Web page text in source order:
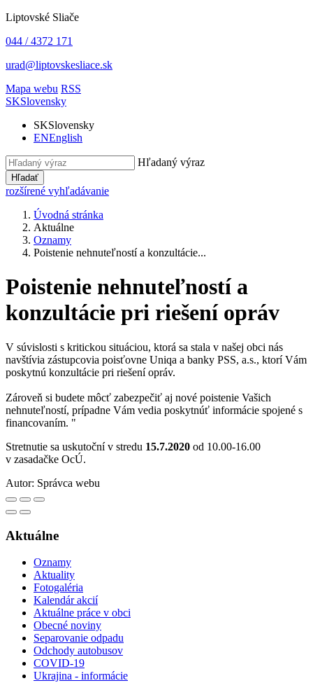
Liptovské Sliače
044 / 4372 171
urad@liptovskesliace.sk
Mapa webu RSS
SKSlovensky
SKSlovensky
ENEnglish
Hľadaný výraz
Hľadať
rozšírené vyhľadávanie
Úvodná stránka
Aktuálne
Oznamy
Poistenie nehnuteľností a konzultácie...
Poistenie nehnuteľností a
konzultácie pri riešení opráv
V súvislosti s kritickou situáciou, ktorá sa stala v našej obci nás
navštívia zástupcovia poisťovne Uniqa a banky PSS, a.s., ktorí Vám
poskytnú konzultácie pri riešení opráv.
Zároveň si budete môcť zabezpečiť aj nové poistenie Vašich
nehnuteľností, prípadne Vám vedia poskytnúť informácie spojené s
financovaním. "
Stretnutie sa uskutoční v stredu 15.7.2020 od 10.00-16.00
v zasadačke OcÚ.
Autor: Správca webu
Aktuálne
Oznamy
Aktuality
Fotogaléria
Kalendár akcií
Aktuálne práce v obci
Obecné noviny
Separovanie odpadu
Odchody autobusov
COVID-19
Ukrajina - informácie